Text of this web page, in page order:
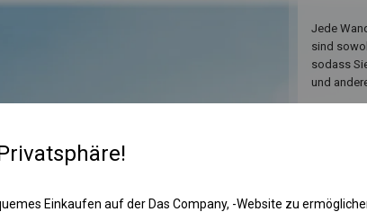
Jede
sind
sodass
und
Einkaufen auf der Das Company, -Website zu